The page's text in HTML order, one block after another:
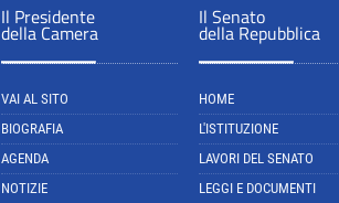
Il Presidente
della Camera
VAI AL SITO
BIOGRAFIA
AGENDA
NOTIZIE
Il Senato
della Repubblica
HOME
L'ISTITUZIONE
LAVORI DEL SENATO
LEGGI E DOCUMENTI